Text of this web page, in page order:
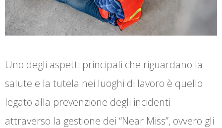
Uno degli aspetti principali che riguardano la
salute e la tutela nei luoghi di lavoro è quello
legato alla prevenzione degli incidenti
attraverso la gestione dei “Near Miss”, ovvero gli